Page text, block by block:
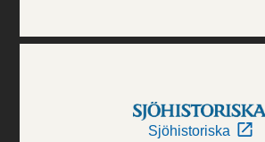
Sjöhistoriska